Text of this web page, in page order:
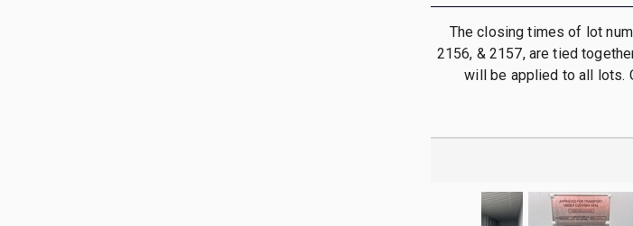
- The closing times of lot
2156, & 2157, are tied
will be applied to all lots.